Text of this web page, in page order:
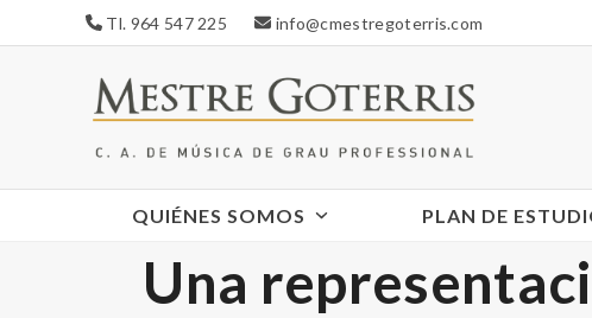
to
Tl. 964 547 225 info@cmestregoterris.com
QUIÉNES SOMOS PLAN DE
Una